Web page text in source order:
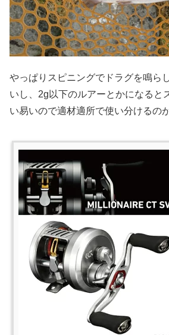
やっぱりスピニングでドラグを鳴ら
いし、2g以下のルアーとかになると
い易いので適材適所で使い分けるの